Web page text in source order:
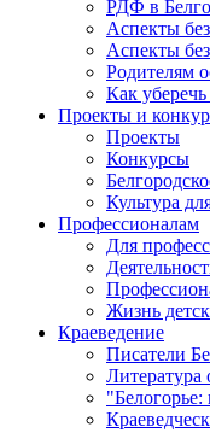
РДФ в
Аспекты
Аспекты
Родителям
Как
Проекты и
Проекты
Конкурсы
Культура
Профессионалам
Для
Жизнь
Краеведение
Писатели
Литература